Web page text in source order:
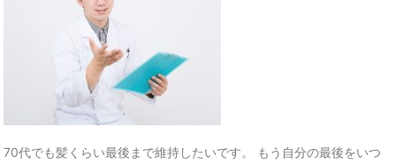
70代でも髪くらい最後まで維持したいです。 もう自分の最後をいつ